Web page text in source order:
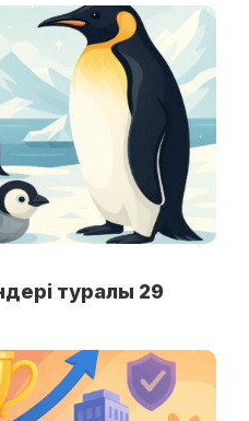
туралы 29